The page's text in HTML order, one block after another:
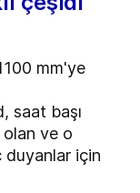
mm'ye
saat başı
ve o
duyanlar için